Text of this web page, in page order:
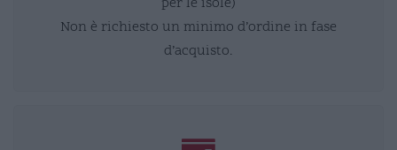
Non è richiesto un minimo d’ordine in fase
d’acquisto.